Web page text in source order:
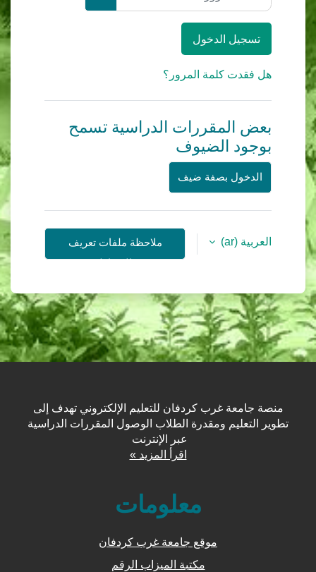
تسجيل الدخول
هل فقدت كلمة المرور؟
بعض المقررات الدراسية تسمح
بوجود الضيوف
الدخول بصفة ضيف
العربية ‎(ar)‎
ملاحظة ملفات تعريف
منصة جامعة غرب كردفان للتعليم الإلكتروني تهدف إلى
تطوير التعليم ومقدرة الطلاب الوصول المقررات الدراسية
عبر الإنترنت
اقرأ المزيد »
معلومات
موقع جامعة غرب كردفان
مكتبة الميزاب الرقم